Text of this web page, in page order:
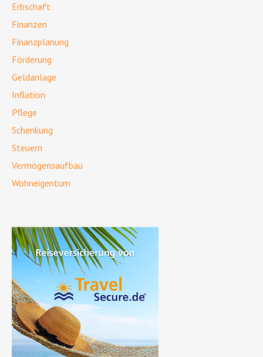
Erbschaft
Finanzen
Finanzplanung
Förderung
Geldanlage
Inflation
Pflege
Schenkung
Steuern
Vermögensaufbau
Wohneigentum